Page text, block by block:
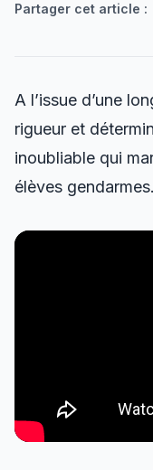
Partager cet article :
A l’issue d’une
rigueur et
inoubliable qui
élèves gendarmes.